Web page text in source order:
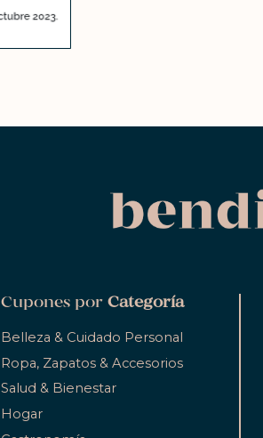
Cupones porCategoría
Belleza & Cuidado Personal
Ropa, Zapatos & Accesorios
Salud & Bienestar
Hogar